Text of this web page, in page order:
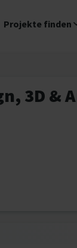
Projekte finden
3D &